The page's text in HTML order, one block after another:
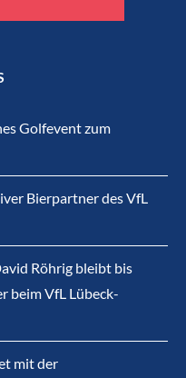
Golfevent zum
Bierpartner des VfL
Röhrig bleibt bis
beim VfL Lübeck-
mit der